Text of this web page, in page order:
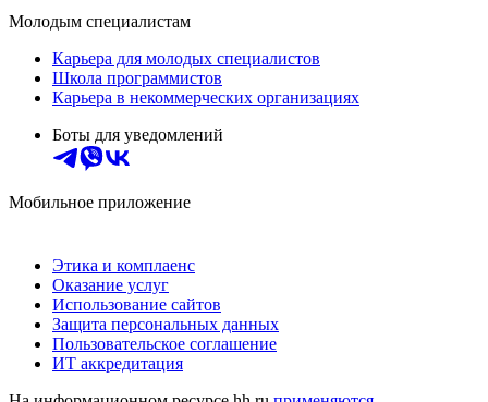
Молодым специалистам
Карьера для молодых специалистов
Школа программистов
Карьера в некоммерческих организациях
Боты для уведомлений
Мобильное приложение
Этика и комплаенс
Оказание услуг
Использование сайтов
Защита персональных данных
Пользовательское соглашение
ИТ аккредитация